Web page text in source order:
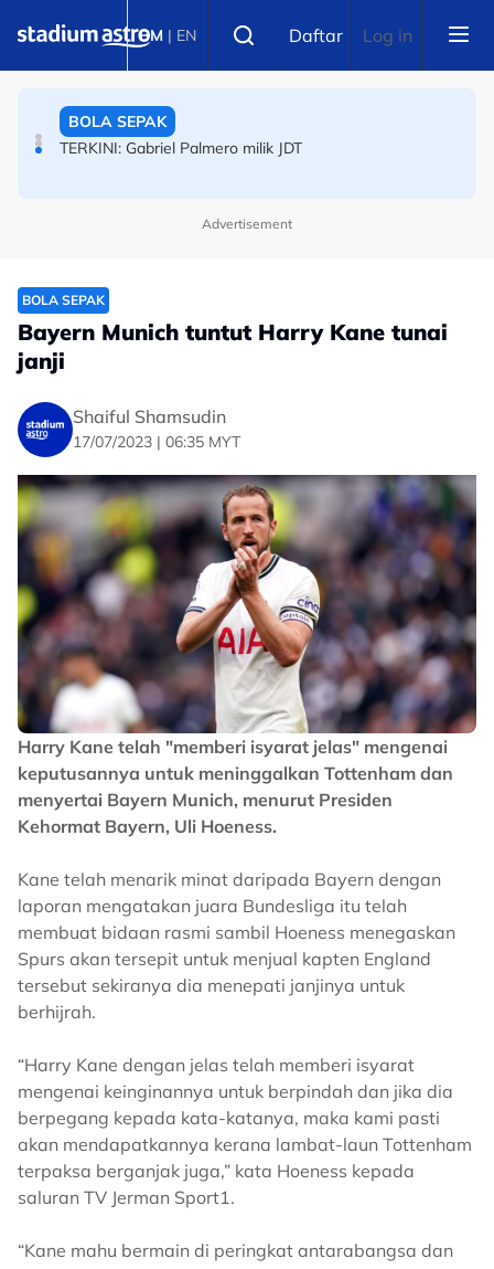
BM | EN Daftar Log in
TERKINI: Gabriel Palmero milik JDT
BOLA SEPAK
Semalam juara di Indonesia, tak sampai 24 jam dah
Advertisement
BOLA SEPAK
Bayern Munich tuntut Harry Kane tunai
janji
Shaiful Shamsudin
17/07/2023 | 06:35 MYT
Harry Kane telah "memberi isyarat jelas" mengenai
keputusannya untuk meninggalkan Tottenham dan
menyertai Bayern Munich, menurut Presiden
Kehormat Bayern, Uli Hoeness.
Kane telah menarik minat daripada Bayern dengan
laporan mengatakan juara Bundesliga itu telah
membuat bidaan rasmi sambil Hoeness menegaskan
Spurs akan tersepit untuk menjual kapten England
tersebut sekiranya dia menepati janjinya untuk
berhijrah.
“Harry Kane dengan jelas telah memberi isyarat
mengenai keinginannya untuk berpindah dan jika dia
berpegang kepada kata-katanya, maka kami pasti
akan mendapatkannya kerana lambat-laun Tottenham
terpaksa berganjak juga,” kata Hoeness kepada
saluran TV Jerman Sport1.
“Kane mahu bermain di peringkat antarabangsa dan